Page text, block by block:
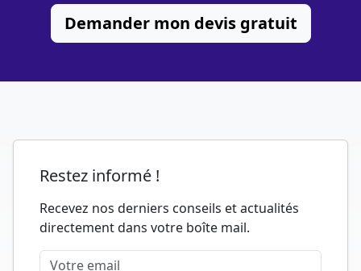
Demander mon devis gratuit
Restez informé !
Recevez nos derniers conseils et actualités
directement dans votre boîte mail.